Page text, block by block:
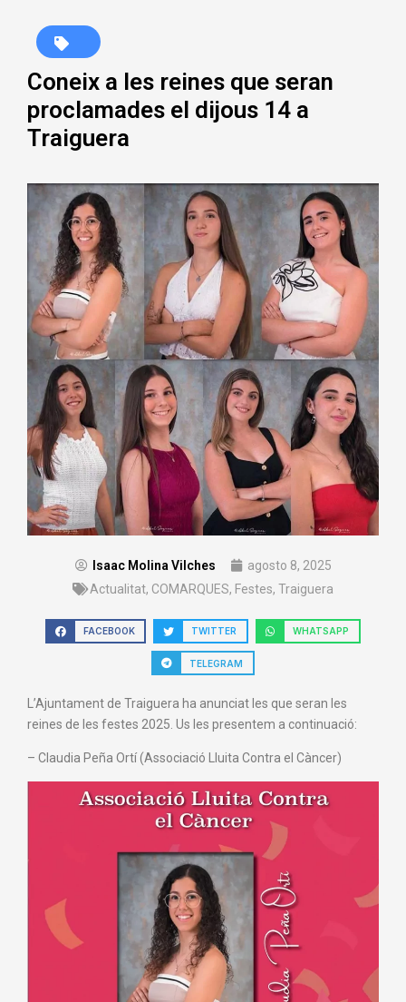
Coneix a les reines que seran
proclamades el dijous 14 a
Traiguera
Isaac Molina Vilches
agosto 8, 2025
Actualitat, COMARQUES, Festes, Traiguera
FACEBOOK TWITTER WHATSAPP
TELEGRAM
L’Ajuntament de Traiguera ha anunciat les que seran les
reines de les festes 2025. Us les presentem a continuació:
– Claudia Peña Ortí (Associació Lluita Contra el Càncer)